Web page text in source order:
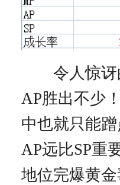
令人惊讶
AP胜出不少
中也就只能
AP远比SP重
地位完爆黄